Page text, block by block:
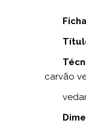
carvão